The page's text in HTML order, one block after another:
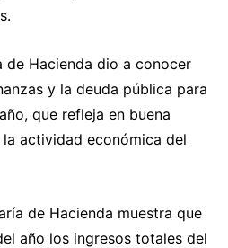
de Hacienda dio a conocer
y la deuda pública para
que refleja en buena
actividad económica del
de Hacienda muestra que
año los ingresos totales del